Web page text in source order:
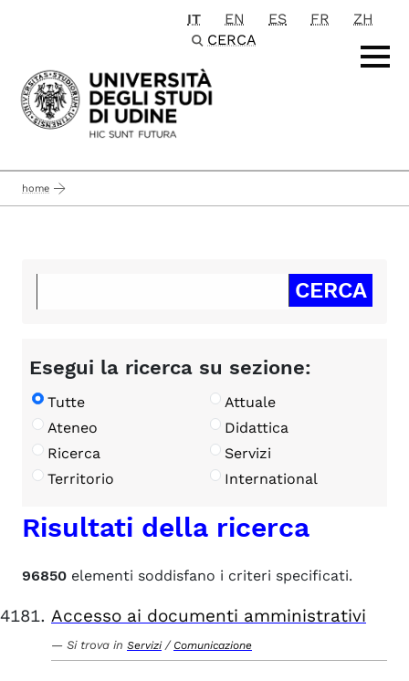
Passa al contenuto principale
IT EN ES FR
ZH
CERCA
home
Esegui la ricerca su sezione:
Tutte
Attuale
Ateneo
Didattica
Ricerca
Servizi
Territorio
International
Risultati della ricerca
96850 elementi soddisfano i criteri specificati.
Accesso ai documenti amministrativi
Si trova in Servizi / Comunicazione